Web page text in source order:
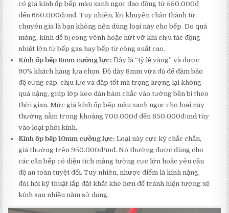
có giá kính ốp bếp màu xanh ngọc dao động từ 550.000đ
đến 650.000đ/md. Tuy nhiên, lời khuyên chân thành từ
chuyên gia là bạn không nên dùng loại này cho bếp. Do quá
mỏng, kính dễ bị cong vênh hoặc nứt vỡ khi chịu tác động
nhiệt lớn từ bếp gas hay bếp từ công suất cao.
Kính ốp bếp 8mm cường lực: Đây là “tỷ lệ vàng” và được
90% khách hàng lựa chọn. Độ dày 8mm vừa đủ để đảm bảo
độ cứng cáp, chịu lực va đập tốt mà trọng lượng lại không
quá nặng, giúp lớp keo dán bám chắc vào tường bền bỉ theo
thời gian. Mức giá kính ốp bếp màu xanh ngọc cho loại này
thường nằm trong khoảng 700.000đ đến 850.000đ/md tùy
vào loại phôi kính.
Kính ốp bếp 10mm cường lực: Loại này cực kỳ chắc chắn,
giá thường trên 950.000đ/md. Nó thường được dùng cho
các căn bếp có diện tích mảng tường cực lớn hoặc yêu cầu
độ an toàn tuyệt đối. Tuy nhiên, nhược điểm là kính nặng,
đòi hỏi kỹ thuật lắp đặt khắt khe hơn để tránh hiện tượng xệ
kính sau nhiều năm sử dụng.